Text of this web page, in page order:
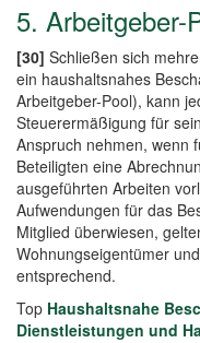
5. Arbeitgeber-
[30] Schließen sich
ein haushaltsnahes
Arbeitgeber-Pool), kann
Steuerermäßigung für
Anspruch nehmen, wenn
Beteiligten eine
ausgeführten Arbeiten
Aufwendungen für das
Mitglied überwiesen,
Wohnungseigentümer
entsprechend.
Top Haushaltsnahe
Dienstleistungen und